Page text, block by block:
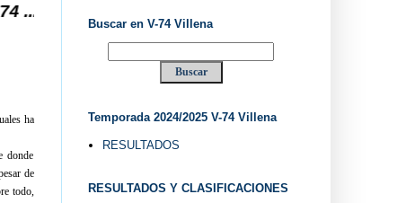
...
ha
donde
de
todo,
Buscar en V-74 Villena
Temporada 2024/2025 V-74 Villena
RESULTADOS
RESULTADOS Y CLASIFICACIONES